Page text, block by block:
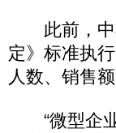
此前，中
定》标准执
人数、销售
“微型企业